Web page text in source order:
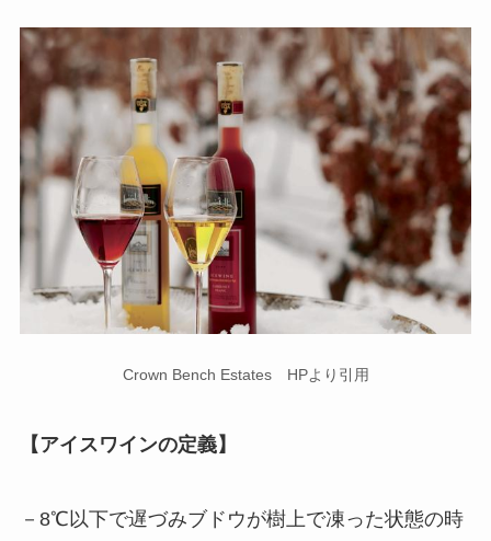
Crown Bench Estates HPより引用
【アイスワインの定義】
－8℃以下で遅づみブドウが樹上で凍った状態の時